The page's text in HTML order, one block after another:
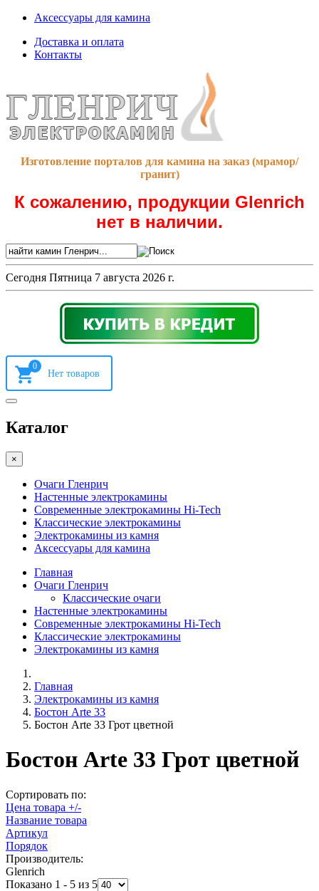
Аксессуары для камина
Доставка и оплата
Контакты
Изготовление порталов для камина на заказ (мрамор/
гранит)
К сожалению, продукции Glenrich
нет в наличии.
Сегодня Пятница 7 августа 2026 г.
0
Каталог
×
Очаги Гленрич
Настенные электрокамины
Современные электрокамины Hi-Tech
Классические электрокамины
Электрокамины из камня
Аксессуары для камина
Главная
Очаги Гленрич
Классические очаги
Настенные электрокамины
Современные электрокамины Hi-Tech
Классические электрокамины
Электрокамины из камня
Главная
Электрокамины из камня
Бостон Arte 33
Бостон Arte 33 Грот цветной
Бостон Arte 33 Грот цветной
Сортировать по:
Цена товара +/-
Название товара
Артикул
Порядок
Производитель:
Glenrich
Показано 1 - 5 из 5